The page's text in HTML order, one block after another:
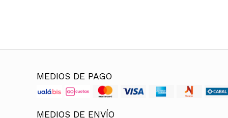
MEDIOS DE PAGO
MEDIOS DE ENVÍO